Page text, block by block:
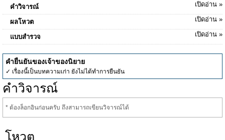
คำวิจารณ์
เปิดอ่าน »
ผลโหวต เปิดอ่าน »
แบบสำรวจ เปิดอ่าน »
คำยืนยันของเจ้าของนิยาย
✓ เรื่องนี้เป็นบทความเก่า ยังไม่ได้ทำการยืนยัน
คำวิจารณ์
* ต้องล็อกอินก่อนครับ ถึงสามารถเขียนวิจารณ์ได้
โหวต